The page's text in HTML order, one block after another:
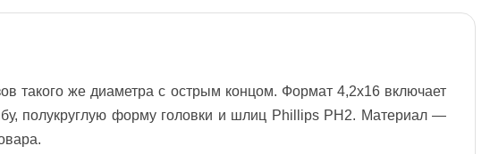
такого же диаметра с острым концом. Формат 4,2x16 включает
полукруглую форму головки и шлиц Phillips PH2. Материал —